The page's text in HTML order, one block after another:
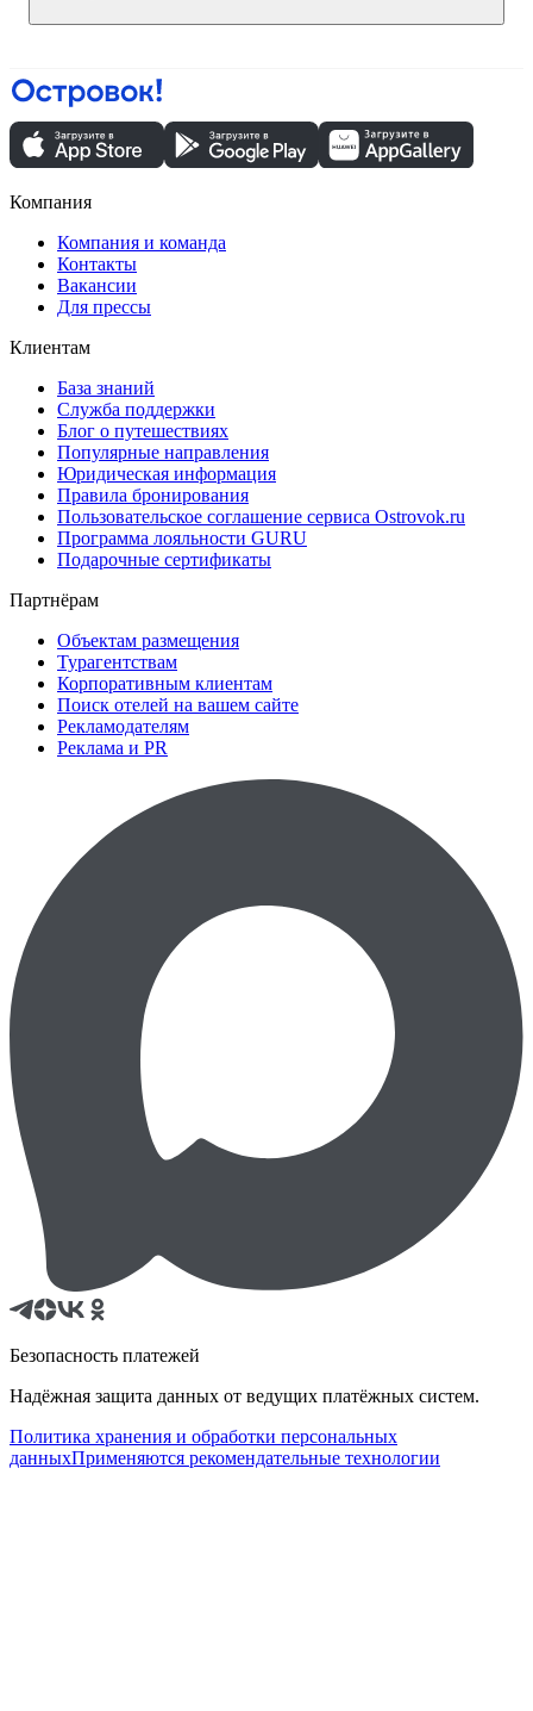
Компания
Компания и команда
Контакты
Вакансии
Для прессы
Клиентам
База знаний
Служба поддержки
Блог о путешествиях
Популярные направления
Юридическая информация
Правила бронирования
Пользовательское соглашение сервиса Ostrovok.ru
Программа лояльности GURU
Подарочные сертификаты
Партнёрам
Объектам размещения
Турагентствам
Корпоративным клиентам
Поиск отелей на вашем сайте
Рекламодателям
Реклама и PR
Безопасность платежей
Надёжная защита данных от ведущих платёжных систем.
Политика хранения и обработки персональных
данныхПрименяются рекомендательные технологии